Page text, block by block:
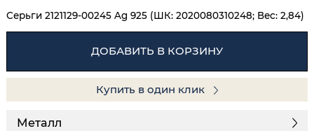
Серьги 2121129-00245 Ag 925 (ШК: 2020080310248; Вес: 2,84)
ДОБАВИТЬ В КОРЗИНУ
Купить в один клик
Металл